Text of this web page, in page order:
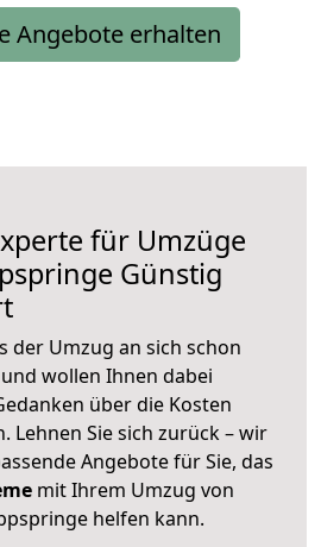
Angebote erhalten
für Umzüge
Günstig
der Umzug an sich schon
wollen Ihnen dabei
über die Kosten
Lehnen Sie sich zurück – wir
Angebote für Sie, das
mit Ihrem Umzug von
helfen kann.